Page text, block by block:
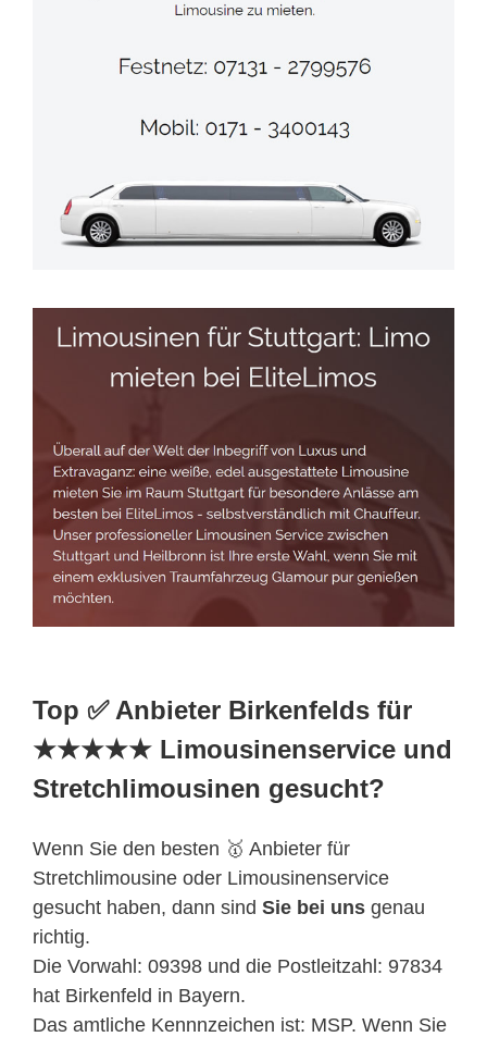
Top ✅ Anbieter Birkenfelds für
★★★★★ Limousinenservice und
Stretchlimousinen gesucht?
Wenn Sie den besten 🥇 Anbieter für
Stretchlimousine oder Limousinenservice
gesucht haben, dann sind Sie bei uns genau
richtig.
Die Vorwahl: 09398 und die Postleitzahl: 97834
hat Birkenfeld in Bayern.
Das amtliche Kennnzeichen ist: MSP. Wenn Sie